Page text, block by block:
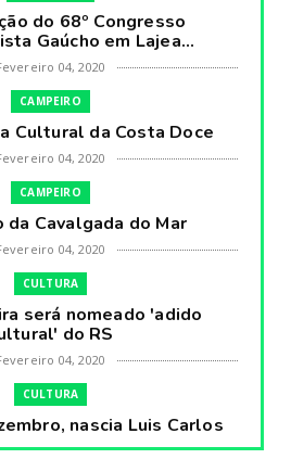
do 68º Congresso
Gaúcho em Lajea...
04, 2020
CAMPEIRO
Cultural da Costa Doce
04, 2020
CAMPEIRO
da Cavalgada do Mar
04, 2020
CULTURA
será nomeado 'adido
do RS
04, 2020
CULTURA
nascia Luis Carlos
o Cavaleiro ...